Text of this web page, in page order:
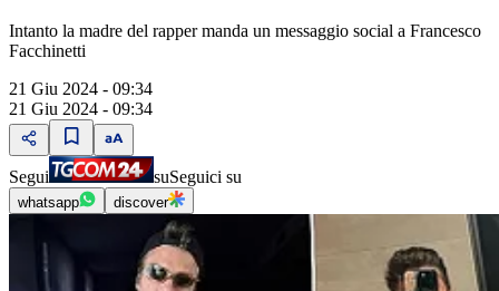
Intanto la madre del rapper manda un messaggio social a Francesco
Facchinetti
21 Giu 2024 - 09:34
21 Giu 2024 - 09:34
Segui suSeguici su
whatsapp discover